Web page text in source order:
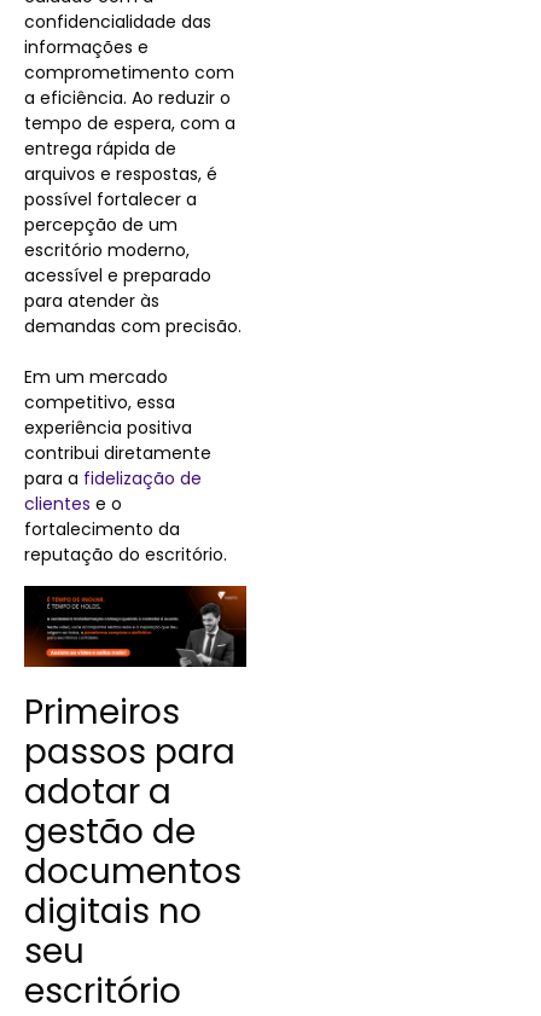
confidencialidade das
informações e
comprometimento com
a eficiência. Ao reduzir o
tempo de espera, com a
entrega rápida de
arquivos e respostas, é
possível fortalecer a
percepção de um
escritório moderno,
acessível e preparado
para atender às
demandas com precisão.
Em um mercado
competitivo, essa
experiência positiva
contribui diretamente
para a fidelização de
clientes e o
fortalecimento da
reputação do escritório.
Primeiros
passos para
adotar a
gestão de
documentos
digitais no
seu
escritório